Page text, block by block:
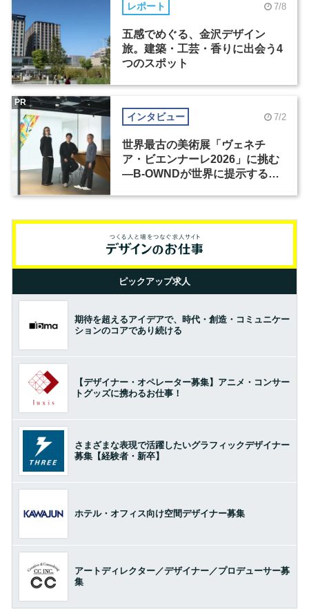
レポート 7/8
五感でめぐる、金沢デザイン
旅。建築・工芸・香りに出会う4
つのスポット
インタビュー 7/2
世界最古の美術展「ヴェネチ
ア・ビエンナーレ2026」に挑む
―B-OWNDが世界に提示する美
PR
ピックアップ求人
期待を超えるアイデアで、時代・創造・コミュニケー
ションのコアであり続ける
【デザイナー・オペレーター募集】アニメ・コンサー
トグッズに携わるお仕事！
さまざまな表現で活躍したいグラフィックデザイナー
募集【経験者・新卒】
ホテル・オフィス向け空間デザイナー募集
アートディレクター／デザイナー／プロデューサー募
集